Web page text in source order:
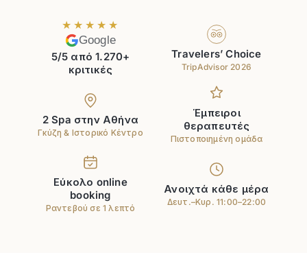
★★★★★
Google
5/5 από 1.270+
κριτικές
Travelers’ Choice
TripAdvisor 2026
2 Spa στην Αθήνα
Γκύζη & Ιστορικό Κέντρο
Έμπειροι
θεραπευτές
Πιστοποιημένη ομάδα
Εύκολο online
booking
Ραντεβού σε 1 λεπτό
Ανοιχτά κάθε μέρα
Δευτ.–Κυρ. 11:00–22:00